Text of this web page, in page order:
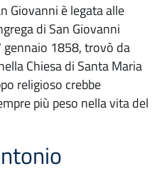
Giovanni è legata alle
di San Giovanni
1858, trovò da
Chiesa di Santa Maria
religioso crebbe
più peso nella vita del